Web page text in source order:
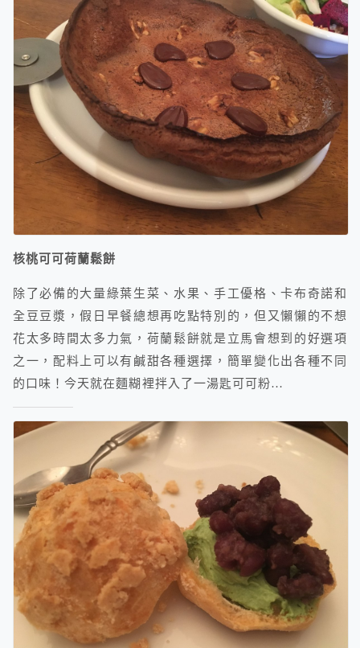
核桃可可荷蘭鬆餅
除了必備的大量綠葉生菜、水果、手工優格、卡布奇諾和
全豆豆漿，假日早餐總想再吃點特別的，但又懶懶的不想
花太多時間太多力氣，荷蘭鬆餅就是立馬會想到的好選項
之一，配料上可以有鹹甜各種選擇，簡單變化出各種不同
的口味！今天就在麵糊裡拌入了一湯匙可可粉…